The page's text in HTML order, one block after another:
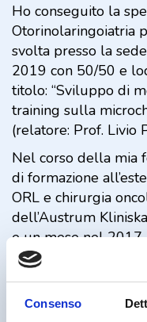
Consenso
Ho conseguito la
Otorinolaringoiatria
svolta presso la
2019 con 50/50 e
titolo: “Sviluppo di
training sulla
(relatore: Prof. Livio
Nel corso della mia
di formazione
ORL e chirurgia
dell’Austrum
e un mese nel 2017
chirurgica
Yamagata
Durante la